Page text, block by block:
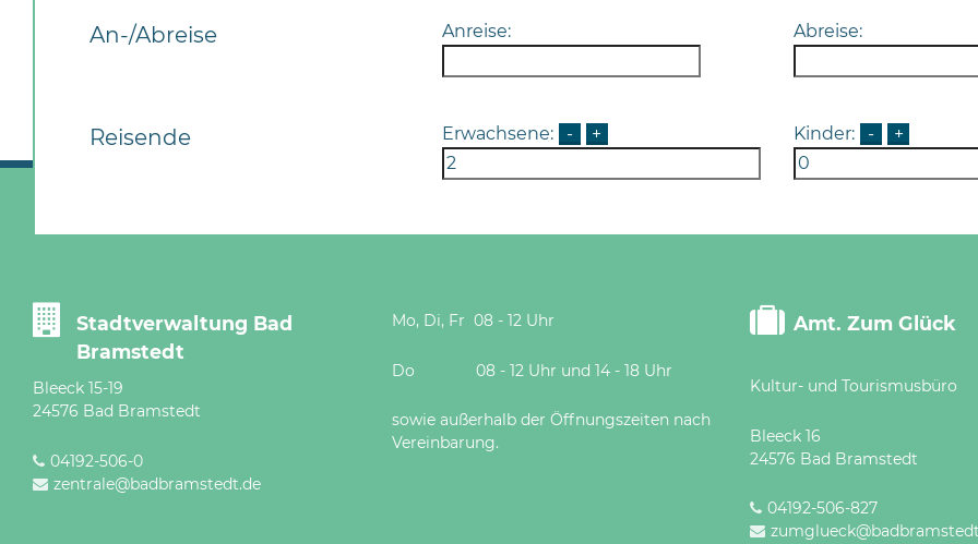
An-/Abreise Anreise: Abreise:
Reisende Erwachsene: - + Kinder: - +
Stadtverwaltung Bad
Bramstedt
Bleeck 15-19
24576 Bad Bramstedt
04192-506-0
zentrale@badbramstedt.de
Mo, Di, Fr 08 - 12 Uhr
Do 08 - 12 Uhr und 14 - 18 Uhr
sowie außerhalb der Öffnungszeiten nach
Vereinbarung.
Amt. Zum Glück
Kultur- und Tourismusbüro
Bleeck 16
24576 Bad Bramstedt
04192-506-827